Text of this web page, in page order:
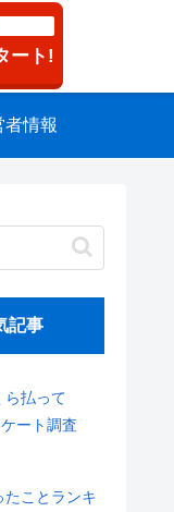
ート!
者情報
記事
ら払って
ート調査
たことランキ